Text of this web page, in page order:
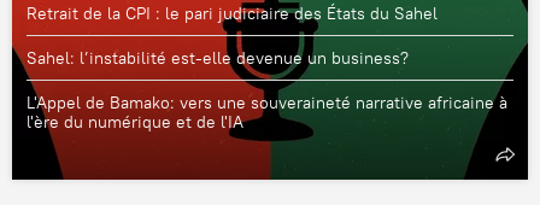
Retrait de la CPI : le pari judiciaire des États du Sahel
Sahel: l’instabilité est-elle devenue un business?
L'Appel de Bamako: vers une souveraineté narrative africaine à
l'ère du numérique et de l'IA